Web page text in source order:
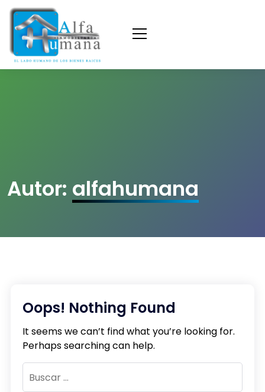
Autor: alfahumana
Oops! Nothing Found
It seems we can’t find what you’re looking for.
Perhaps searching can help.